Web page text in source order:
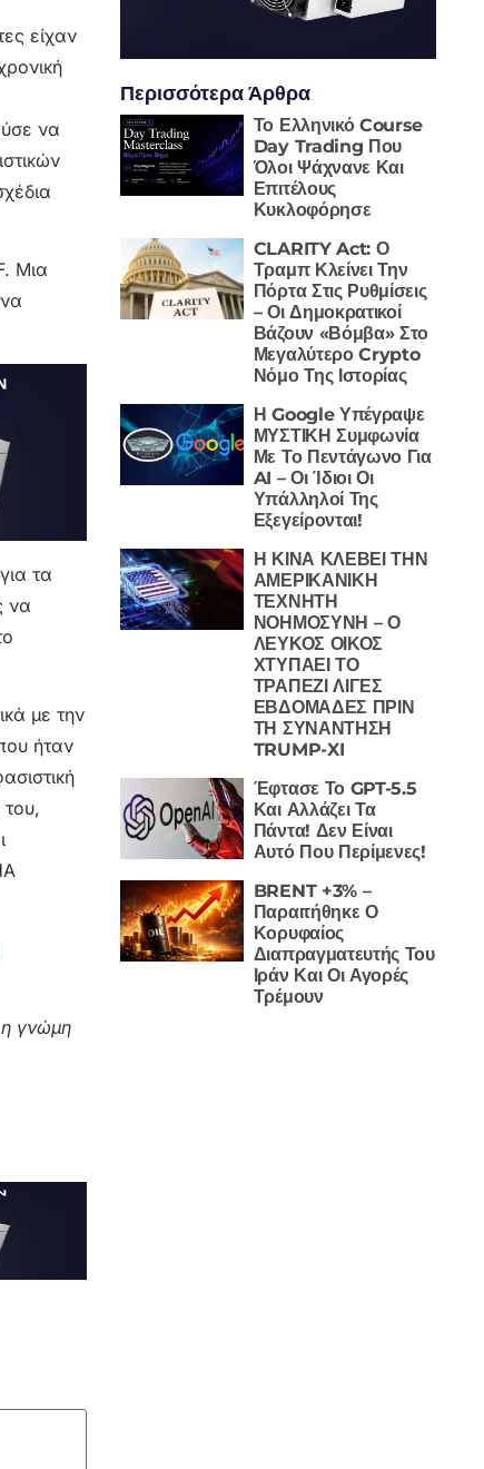
είχαν
να
Μια
τα
να
με την
ήταν
γνώμη
Περισσότερα Άρθρα
Το Ελληνικό Course
Day Trading Που
Όλοι Ψάχνανε Και
Επιτέλους
Κυκλοφόρησε
CLARITY Act: Ο
Τραμπ Κλείνει Την
Πόρτα Στις Ρυθμίσεις
– Οι Δημοκρατικοί
Βάζουν «Βόμβα» Στο
Μεγαλύτερο Crypto
Νόμο Της Ιστορίας
Η Google Υπέγραψε
ΜΥΣΤΙΚΗ Συμφωνία
Με Το Πεντάγωνο Για
AI – Οι Ίδιοι Οι
Υπάλληλοί Της
Εξεγείρονται!
Η ΚΙΝΑ ΚΛΕΒΕΙ ΤΗΝ
ΑΜΕΡΙΚΑΝΙΚΗ
ΤΕΧΝΗΤΗ
ΝΟΗΜΟΣΥΝΗ – Ο
ΛΕΥΚΟΣ ΟΙΚΟΣ
ΧΤΥΠΑΕΙ ΤΟ
ΤΡΑΠΕΖΙ ΛΙΓΕΣ
ΕΒΔΟΜΑΔΕΣ ΠΡΙΝ
ΤΗ ΣΥΝΑΝΤΗΣΗ
TRUMP-XI
Έφτασε Το GPT-5.5
Και Αλλάζει Τα
Πάντα! Δεν Είναι
Αυτό Που Περίμενες!
BRENT +3% –
Παραιτήθηκε Ο
Κορυφαίος
Διαπραγματευτής Του
Ιράν Και Οι Αγορές
Τρέμουν